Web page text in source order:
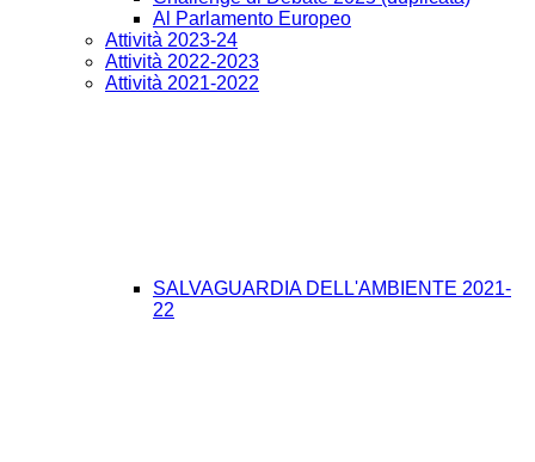
Al Parlamento Europeo
Attività 2023-24
Attività 2022-2023
Attività 2021-2022
SALVAGUARDIA DELL'AMBIENTE 2021-
22